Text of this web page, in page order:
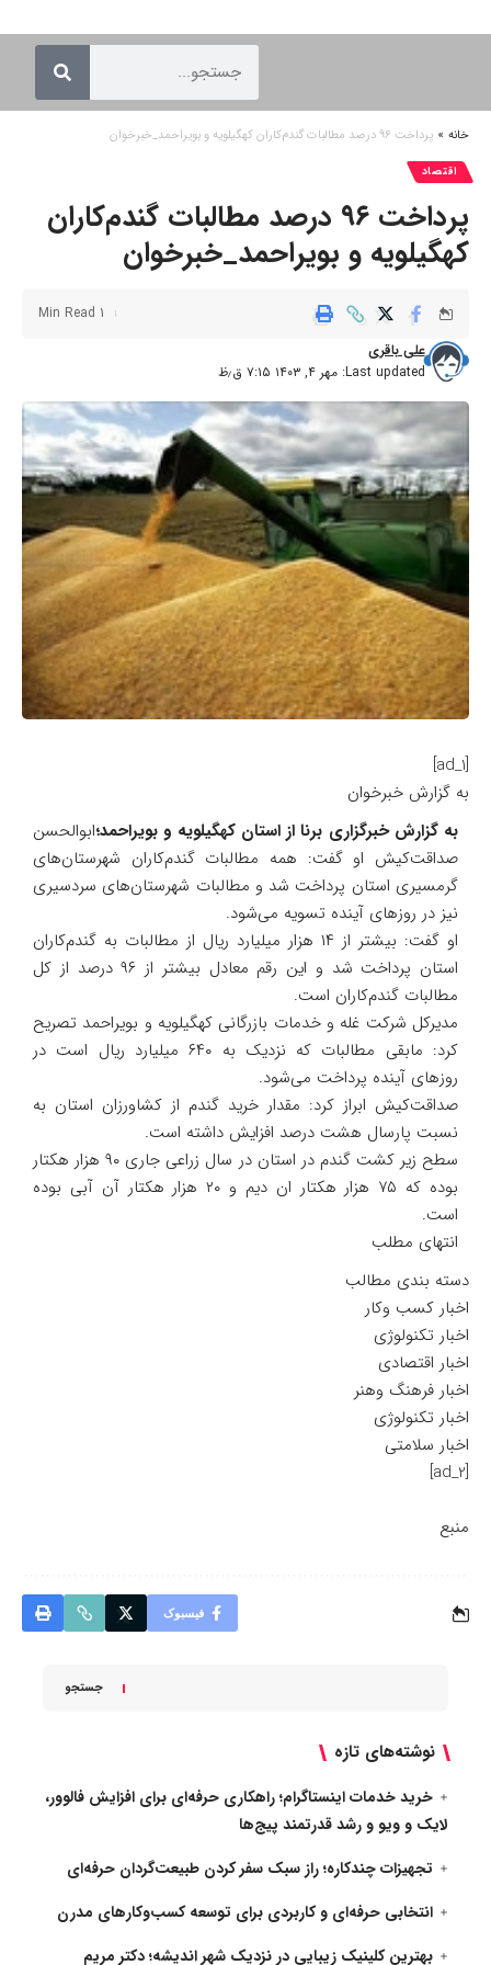
خانه » پرداخت ۹۶ درصد مطالبات گندم‌کاران کهگیلویه و بویراحمد_خبرخوان
اقتصاد
پرداخت ۹۶ درصد مطالبات گندم‌کاران
کهگیلویه و بویراحمد_خبرخوان
Last updated: مهر ۴, ۱۴۰۳ ۷:۱۵ ق٫ظ
علی باقری
1 Min Read
[ad_1]
به گزارش خبرخوان
به گزارش خبرگزاری برنا از استان کهگیلویه و بویراحمد؛ابوالحسن
صداقت‌کیش او گفت: همه مطالبات گندم‌کاران شهرستان‌های
گرمسیری استان پرداخت شد و مطالبات شهرستان‌های سردسیری
نیز در روز‌های آینده تسویه می‌شود.
او گفت: بیشتر از ۱۴ هزار میلیارد ریال از مطالبات به گندم‌کاران
استان پرداخت شد و این رقم معادل بیشتر از ۹۶ درصد از کل
مطالبات گندم‌کاران است.
مدیرکل شرکت غله و خدمات بازرگانی کهگیلویه و بویراحمد تصریح
کرد: مابقی مطالبات که نزدیک به ۶۴۰ میلیارد ریال است در
روز‌های آینده پرداخت می‌شود.
صداقت‌کیش ابراز کرد: مقدار خرید گندم از کشاورزان استان به
نسبت پارسال هشت درصد افزایش داشته است.
سطح زیر کشت گندم در استان در سال زراعی جاری ۹۰ هزار هکتار
بوده که ۷۵ هزار هکتار ان دیم و ۲۰ هزار هکتار آن آبی بوده
است.
انتهای مطلب
دسته بندی مطالب
اخبار کسب وکار
اخبار تکنولوژی
اخبار اقتصادی
اخبار فرهنگ وهنر
اخبار تکنولوژی
اخبار سلامتی
[ad_2]
منبع
فیسبوک
جستجو
نوشته‌های تازه
خرید خدمات اینستاگرام؛ راهکاری حرفه‌ای برای افزایش فالوور،
لایک و ویو و رشد قدرتمند پیج‌ها
تجهیزات چندکاره؛ راز سبک سفر کردن طبیعت‌گردان حرفه‌ای
انتخابی حرفه‌ای و کاربردی برای توسعه کسب‌وکارهای مدرن
بهترین کلینیک زیبایی در نزدیک شهر اندیشه؛ دکتر مریم